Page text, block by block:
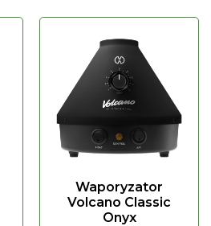
Waporyzator
Volcano Classic
Onyx